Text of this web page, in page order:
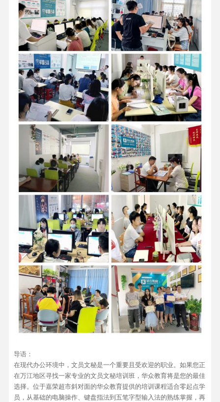
导语：
在现代办公环境中，文员文秘是一个重要且受欢迎的职业。如果您正
在万江地区寻找一家专业的文员文秘培训班，华众教育将是您的最佳
选择。位于嘉荣超市斜对面的华众教育提供的培训课程适合零起点学
员，从基础的电脑操作、键盘指法到五笔字型输入法的熟练掌握，再